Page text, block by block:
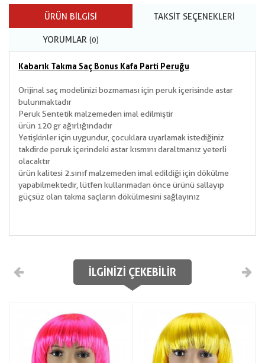
ÜRÜN BILGISI TAKSIT SEÇENEKLERI
YORUMLAR (0)
Kabarık Takma Saç Bonus Kafa Parti Peruğu
Orijinal saç modelinizi bozmaması için peruk içerisinde astar
bulunmaktadır
Peruk Sentetik malzemeden imal edilmiştir
ürün 120 gr ağırlığındadır
Yetişkinler için uygundur, çocuklara uyarlamak istediğiniz
takdirde peruk içerindeki astar kısmını daraltmanız yeterli
olacaktır
ürün kalitesi 2.sınıf malzemeden imal edildiği için dökülme
yapabilmektedir, lütfen kullanmadan önce ürünü sallayıp
güçsüz olan takma saçların dökülmesini sağlayınız
İLGINIZI ÇEKEBILIR